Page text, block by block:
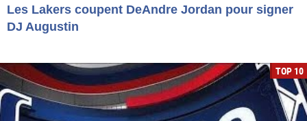
Les Lakers coupent DeAndre Jordan pour signer
DJ Augustin
TOP 10